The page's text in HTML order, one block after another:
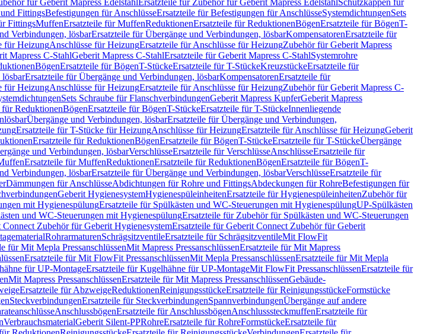
für Geberit Mapress EdelstahlErsatzteile für Zubehör für Geberit Mapress EdelstahlSchutzkappen für
FittingsBefestigungen für AnschlüsseErsatzteile für Befestigungen für AnschlüsseSystemdichtungenSets
FittingsMuffenErsatzteile für MuffenReduktionenErsatzteile für ReduktionenBögenErsatzteile für BögenT-
Verbindungen, lösbarErsatzteile für Übergänge und Verbindungen, lösbarKompensatorenErsatzteile für
für HeizungAnschlüsse für HeizungErsatzteile für Anschlüsse für HeizungZubehör für Geberit Mapress
Mapress C-StahlGeberit Mapress C-StahlErsatzteile für Geberit Mapress C-StahlSystemrohre
BögenErsatzteile für BögenT-StückeErsatzteile für T-StückeKreuzstückeErsatzteile für
Ersatzteile für Übergänge und Verbindungen, lösbarKompensatorenErsatzteile für
für HeizungAnschlüsse für HeizungErsatzteile für Anschlüsse für HeizungZubehör für Geberit Mapress C-
Sets Schraube für FlanschverbindungenGeberit Mapress KupferGeberit Mapress
für ReduktionenBögenErsatzteile für BögenT-StückeErsatzteile für T-StückeInnenliegende
Übergänge und Verbindungen, lösbarErsatzteile für Übergänge und Verbindungen,
Ersatzteile für T-Stücke für HeizungAnschlüsse für HeizungErsatzteile für Anschlüsse für HeizungGeberit
Ersatzteile für ReduktionenBögenErsatzteile für BögenT-StückeErsatzteile für T-StückeÜbergänge
und Verbindungen, lösbarVerschlüsseErsatzteile für VerschlüsseAnschlüsseErsatzteile für
Ersatzteile für MuffenReduktionenErsatzteile für ReduktionenBögenErsatzteile für BögenT-
Verbindungen, lösbarErsatzteile für Übergänge und Verbindungen, lösbarVerschlüsseErsatzteile für
Dämmungen für AnschlüsseAbdichtungen für Rohre und FittingsAbdeckungen für RohreBefestigungen für
Geberit HygienesystemHygienespüleinheitenErsatzteile für HygienespüleinheitenZubehör für
mit HygienespülungErsatzteile für Spülkästen und WC-Steuerungen mit HygienespülungUP-Spülkästen
und WC-Steuerungen mit HygienespülungErsatzteile für Zubehör für Spülkästen und WC-Steuerungen
Connect Zubehör für Geberit HygienesystemErsatzteile für Geberit Connect Zubehör für Geberit
RohrarmaturenSchrägsitzventileErsatzteile für SchrägsitzventileMit FlowFit
für Mit Mepla PressanschlüssenMit Mapress PressanschlüssenErsatzteile für Mit Mapress
Ersatzteile für Mit FlowFit PressanschlüssenMit Mepla PressanschlüssenErsatzteile für Mit Mepla
für UP-MontageErsatzteile für Kugelhähne für UP-MontageMit FlowFit PressanschlüssenErsatzteile für
Mit Mapress PressanschlüssenErsatzteile für Mit Mapress PressanschlüssenGebäude-
Ersatzteile für AbzweigeReduktionenReinigungsstückeErsatzteile für ReinigungsstückeFormstücke
SteckverbindungenErsatzteile für SteckverbindungenSpannverbindungenÜbergänge auf andere
AnschlussbögenErsatzteile für AnschlussbögenAnschlusssteckmuffenErsatzteile für
VerbrauchsmaterialGeberit Silent-PPRohreErsatzteile für RohreFormstückeErsatzteile für